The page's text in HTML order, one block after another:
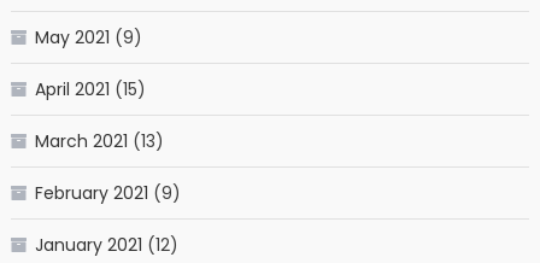
May 2021 (9)
April 2021 (15)
March 2021 (13)
February 2021 (9)
January 2021 (12)